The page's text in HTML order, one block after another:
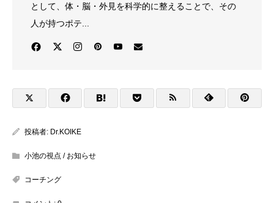
として、体・脳・外見を科学的に整えることで、その
人が持つポテ...
投稿者: Dr.KOIKE
小池の視点 / お知らせ
コーチング